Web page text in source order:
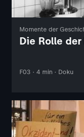
Momente der
Die Rolle der
F03 · 4 min · Doku